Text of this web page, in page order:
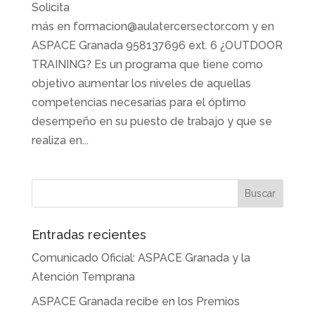
Solicita
más en formacion@aulatercersector.com y en
ASPACE Granada 958137696 ext. 6 ¿OUTDOOR
TRAINING? Es un programa que tiene como
objetivo aumentar los niveles de aquellas
competencias necesarias para el óptimo
desempeño en su puesto de trabajo y que se
realiza en...
Entradas recientes
Comunicado Oficial: ASPACE Granada y la
Atención Temprana
ASPACE Granada recibe en los Premios